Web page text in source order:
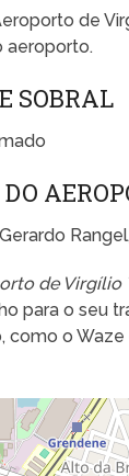
de
aeroporto.
SOBRAL
de Virgílio
para o seu
como o